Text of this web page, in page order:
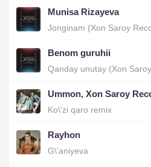
Munisa Rizayeva
Jonginam (Xon Saroy
Benom guruhii
Qanday unutay (Xon
Ummon, Xon Saroy
Ko\'zi qaro remix
Rayhon
G\'aniyeva